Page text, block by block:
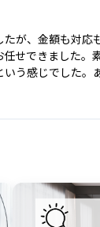
が、金額も対応
せできました。
う感じでした。